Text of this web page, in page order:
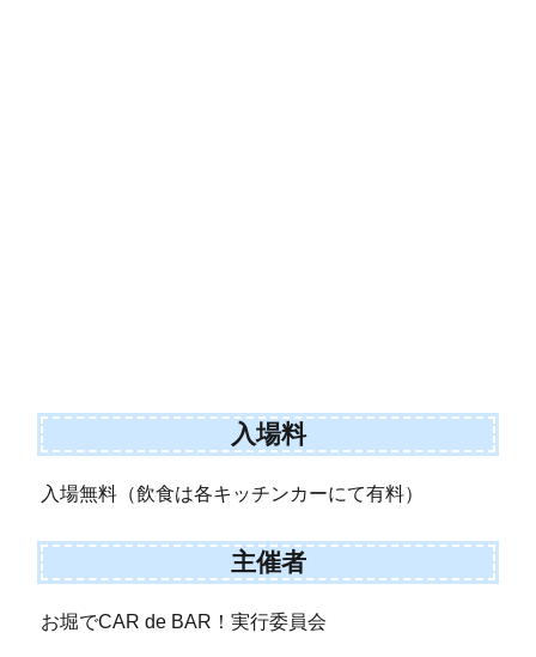
入場料
入場無料（飲食は各キッチンカーにて有料）
主催者
お堀でCAR de BAR！実行委員会